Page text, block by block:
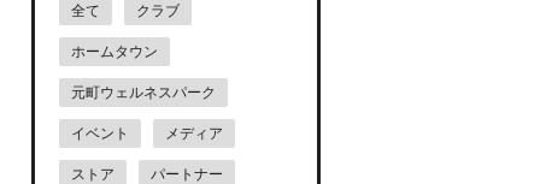
全て クラブ
ホームタウン
元町ウェルネスパーク
イベント メディア
ストア パートナー